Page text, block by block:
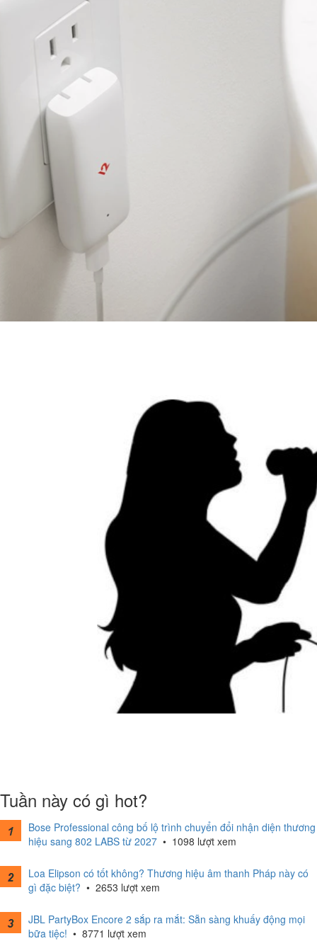
Tuần này có gì hot?
Bose Professional công bố lộ trình chuyển đổi nhận diện thương
hiệu sang 802 LABS từ 2027 • 1098 lượt xem
Loa Elipson có tốt không? Thương hiệu âm thanh Pháp này có
gì đặc biệt? • 2653 lượt xem
JBL PartyBox Encore 2 sắp ra mắt: Sẵn sàng khuấy động mọi
bữa tiệc! • 8771 lượt xem